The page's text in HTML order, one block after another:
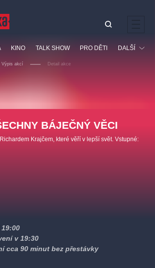
KINO TALK SHOW PRO DĚTI DALŠÍ
Vzdělávací
Výpis akcí Detail akce
BÁJEČNÝ VĚCI
Krajčem, které věří v lepší svět. Vstupné:
v 19:30
cca 90 minut bez přestávky
dfxs